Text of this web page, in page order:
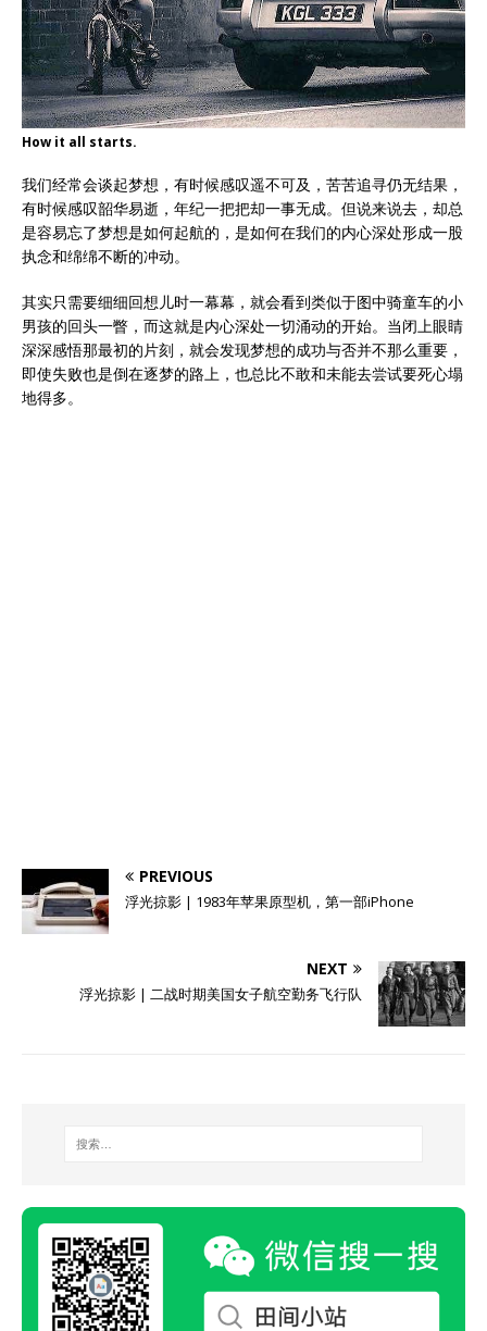
How it all starts.
我们经常会谈起梦想，有时候感叹遥不可及，苦苦追寻仍无结果，
有时候感叹韶华易逝，年纪一把把却一事无成。但说来说去，却总
是容易忘了梦想是如何起航的，是如何在我们的内心深处形成一股
执念和绵绵不断的冲动。
其实只需要细细回想儿时一幕幕，就会看到类似于图中骑童车的小
男孩的回头一瞥，而这就是内心深处一切涌动的开始。当闭上眼睛
深深感悟那最初的片刻，就会发现梦想的成功与否并不那么重要，
即使失败也是倒在逐梦的路上，也总比不敢和未能去尝试要死心塌
地得多。
PREVIOUS
浮光掠影 | 1983年苹果原型机，第一部iPhone
NEXT
浮光掠影 | 二战时期美国女子航空勤务飞行队